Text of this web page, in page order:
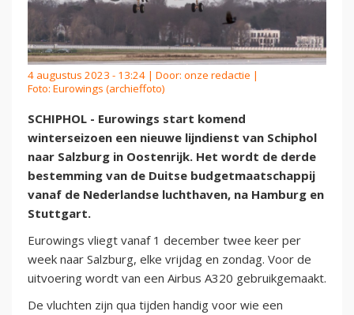
4 augustus 2023 - 13:24 | Door: onze redactie |
Foto: Eurowings (archieffoto)
SCHIPHOL - Eurowings start komend
winterseizoen een nieuwe lijndienst van Schiphol
naar Salzburg in Oostenrijk. Het wordt de derde
bestemming van de Duitse budgetmaatschappij
vanaf de Nederlandse luchthaven, na Hamburg en
Stuttgart.
Eurowings vliegt vanaf 1 december twee keer per
week naar Salzburg, elke vrijdag en zondag. Voor de
uitvoering wordt van een Airbus A320 gebruikgemaakt.
De vluchten zijn qua tijden handig voor wie een